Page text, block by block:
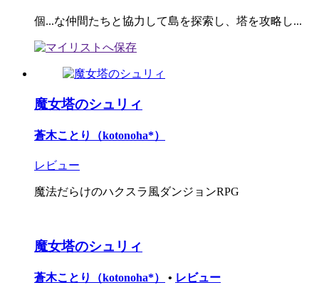
個...な仲間たちと協力して島を探索し、塔を攻略し...
魔女塔のシュリィ
蒼木ことり（kotonoha*）
レビュー
魔法だらけのハクスラ風ダンジョンRPG
魔女塔のシュリィ
蒼木ことり（kotonoha*） • レビュー